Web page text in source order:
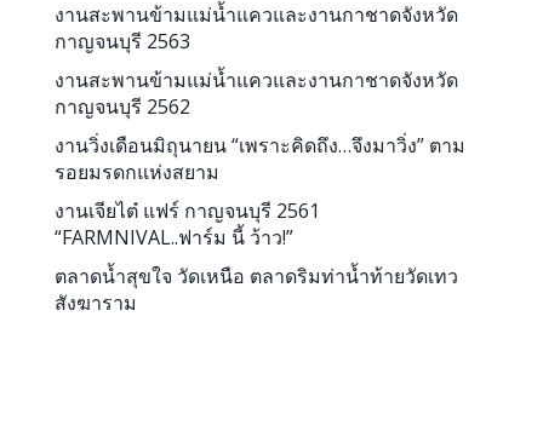
งานสะพานข้ามแม่น้ำแควและงานกาชาดจังหวัด
กาญจนบุรี 2563
งานสะพานข้ามแม่น้ำแควและงานกาชาดจังหวัด
กาญจนบุรี 2562
งานวิ่งเดือนมิถุนายน “เพราะคิดถึง…จึงมาวิ่ง” ตาม
รอยมรดกแห่งสยาม
งานเจียไต๋ แฟร์ กาญจนบุรี 2561
“FARMNIVAL..ฟาร์ม นี้ ว้าว!”
ตลาดน้ำสุขใจ วัดเหนือ ตลาดริมท่าน้ำท้ายวัดเทว
สังฆาราม